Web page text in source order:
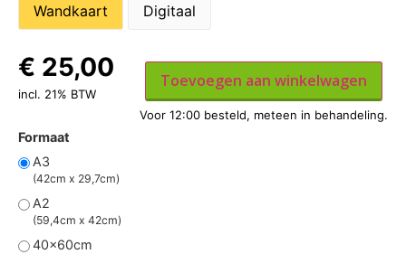
Wandkaart Digitaal
Formaat
A3
(42cm x 29,7cm)
A2
(59,4cm x 42cm)
40x60cm
€ 25,00
incl. 21% BTW
Toevoegen aan winkelwagen